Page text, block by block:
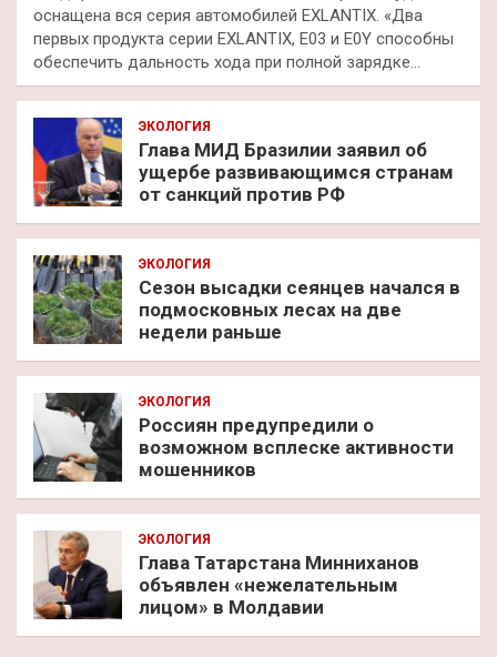
оснащена вся серия автомобилей EXLANTIX. «Два
первых продукта серии EXLANTIX, E03 и E0Y способны
обеспечить дальность хода при полной зарядке…
ЭКОЛОГИЯ
Глава МИД Бразилии заявил об
ущербе развивающимся странам
от санкций против РФ
ЭКОЛОГИЯ
Сезон высадки сеянцев начался в
подмосковных лесах на две
недели раньше
ЭКОЛОГИЯ
Россиян предупредили о
возможном всплеске активности
мошенников
ЭКОЛОГИЯ
Глава Татарстана Минниханов
объявлен «нежелательным
лицом» в Молдавии